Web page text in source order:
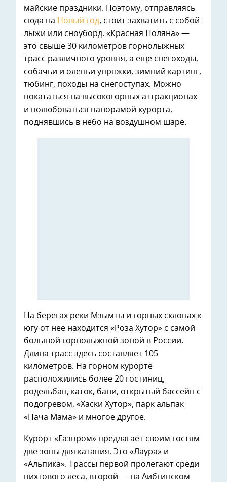
майские праздники. Поэтому, отправляясь
сюда на Новый год, стоит захватить с собой
лыжи или сноуборд. «Красная Поляна» —
это свыше 30 километров горнолыжных
трасс различного уровня, а еще снегоходы,
собачьи и оленьи упряжки, зимний картинг,
тюбинг, походы на снегоступах. Можно
покататься на высокогорных аттракционах
и полюбоваться панорамой курорта,
поднявшись в небо на воздушном шаре.
На берегах реки Мзымты и горных склонах к
югу от нее находится «Роза Хутор» с самой
большой горнолыжной зоной в России.
Длина трасс здесь составляет 105
километров. На горном курорте
расположились более 20 гостиниц,
родельбан, каток, бани, открытый бассейн с
подогревом, «Хаски Хутор», парк альпак
«Пача Мама» и многое другое.
Курорт «Газпром» предлагает своим гостям
две зоны для катания. Это «Лаура» и
«Альпика». Трассы первой пролегают среди
пихтового леса, второй — на Аибгинском